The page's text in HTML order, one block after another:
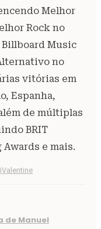
Melhor
Rock no
Billboard Music
no
vitórias em
Espanha,
de múltiplas
BRIT
Awards e mais.
Valentine
de Manuel